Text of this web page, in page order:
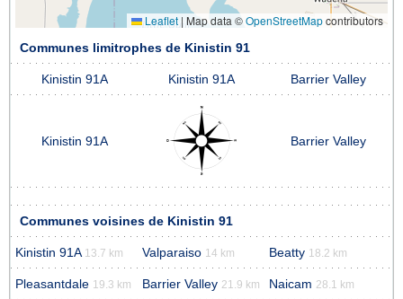
Leaflet |Map data ©OpenStreetMapcontributors
Communes limitrophes de Kinistin 91
Kinistin 91A Kinistin 91A Barrier Valley
Kinistin 91A Barrier Valley
Communes voisines de Kinistin 91
Kinistin 91A 13.7 km Valparaiso 14 km Beatty 18.2 km
Pleasantdale 19.3 km Barrier Valley 21.9 km Naicam 28.1 km